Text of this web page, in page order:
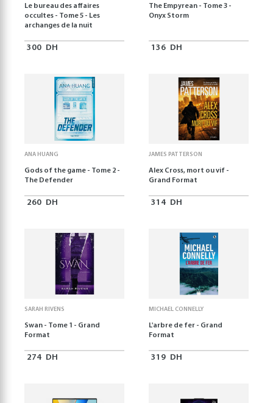
Le bureau des affaires
occultes - Tome 5 - Les
archanges de la nuit
300 DH
The Empyrean - Tome 3 -
Onyx Storm
136 DH
ANA HUANG
Gods of the game - Tome 2 -
The Defender
260 DH
JAMES PATTERSON
Alex Cross, mort ou vif -
Grand Format
314 DH
SARAH RIVENS
Swan - Tome 1 - Grand
Format
274 DH
MICHAEL CONNELLY
L'arbre de fer - Grand
Format
319 DH